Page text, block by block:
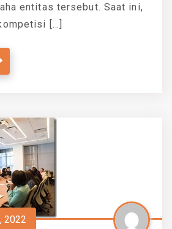
entitas tersebut. Saat ini,
[…]
2022